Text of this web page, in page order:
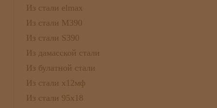
Из стали elmax
Из стали М390
Из стали S390
Из дамасской стали
Из булатной стали
Из стали х12мф
Из стали 95х18